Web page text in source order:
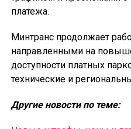
платежа.
Минтранс продолжает
направленными на
доступности платных
технические и
Другие новости по теме: